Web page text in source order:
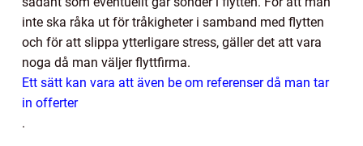
inte ska råka ut för tråkigheter i samband med flytten
och för att slippa ytterligare stress, gäller det att vara
noga då man väljer flyttfirma.
Ett sätt kan vara att även be om referenser då man tar
in offerter
.